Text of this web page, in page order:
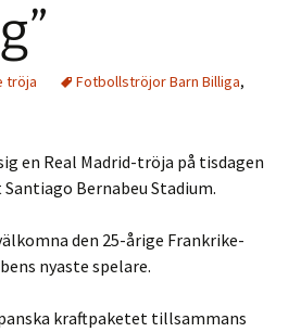
tröja Fotbollströjor Barn Billiga,
en Real Madrid-tröja på tisdagen
Bernabeu Stadium.
den 25-årige Frankrike-
nyaste spelare.
kraftpaketet tillsammans